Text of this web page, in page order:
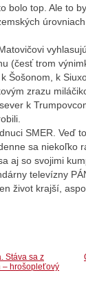
bolo top. Ale to
(česť trom
Šošonom, k
zrazu
k
SMER. Veď
sa niekoľko
aj so svojimi
televízny
život krajší,
Stáva sa z
– hrošopleťový